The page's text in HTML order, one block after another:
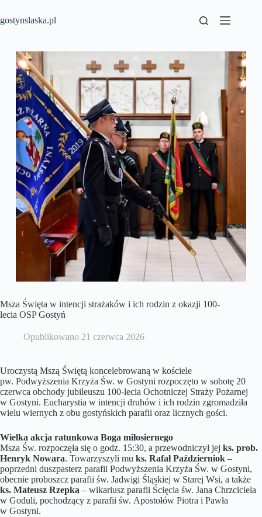
treści
gostynslaska.pl
Msza Święta w intencji strażaków i ich rodzin z okazji 100-
lecia OSP Gostyń
Opublikowano 21 czerwca 2026
Uroczystą Mszą Świętą koncelebrowaną w kościele
pw. Podwyższenia Krzyża Św. w Gostyni rozpoczęto w sobotę 20
czerwca obchody jubileuszu 100-lecia Ochotniczej Straży Pożarnej
w Gostyni. Eucharystia w intencji druhów i ich rodzin zgromadziła
wielu wiernych z obu gostyńskich parafii oraz licznych gości.
Wielka akcja ratunkowa Boga miłosiernego
Msza Św. rozpoczęła się o godz. 15:30, a przewodniczył jej ks. prob.
Henryk Nowara. Towarzyszyli mu ks. Rafał Październiok –
poprzedni duszpasterz parafii Podwyższenia Krzyża Św. w Gostyni,
obecnie proboszcz parafii św. Jadwigi Śląskiej w Starej Wsi, a także
ks. Mateusz Rzepka – wikariusz parafii Ścięcia św. Jana Chrzciciela
w Goduli, pochodzący z parafii św. Apostołów Piotra i Pawła
w Gostyni.